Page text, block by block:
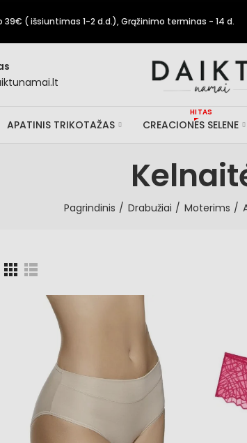
39€ ( išsiuntimas 1-2 d.d.), Grąžinimo terminas - 14 d.
APATINIS TRIKOTAŽAS CREACIONES SELENE
HITAS
Pagrindinis Drabužiai Moterims